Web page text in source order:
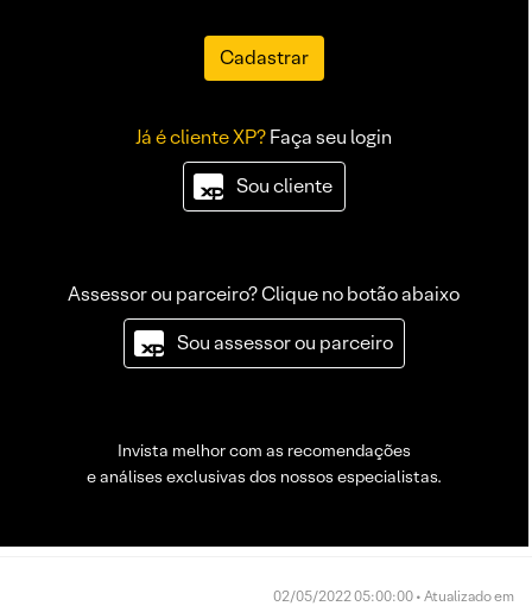
Cadastrar
Já é cliente XP?Faça seu login
Sou cliente
Assessor ou parceiro? Clique no botão abaixo
Sou assessor ou parceiro
Invista melhor com as recomendações
e análises exclusivas dos nossos especialistas.
02/05/2022 05:00:00 • Atualizado em